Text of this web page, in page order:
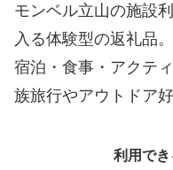
モンベル立山の施設
入る体験型の返礼品。
宿泊・食事・アクテ
族旅行やアウトドア
利用で